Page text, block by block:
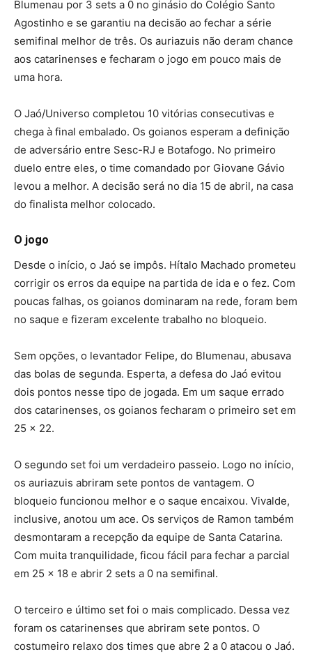
Blumenau por 3 sets a 0 no ginásio do Colégio Santo
Agostinho e se garantiu na decisão ao fechar a série
semifinal melhor de três. Os auriazuis não deram chance
aos catarinenses e fecharam o jogo em pouco mais de
uma hora.
O Jaó/Universo completou 10 vitórias consecutivas e
chega à final embalado. Os goianos esperam a definição
de adversário entre Sesc-RJ e Botafogo. No primeiro
duelo entre eles, o time comandado por Giovane Gávio
levou a melhor. A decisão será no dia 15 de abril, na casa
do finalista melhor colocado.
O jogo
Desde o início, o Jaó se impôs. Hítalo Machado prometeu
corrigir os erros da equipe na partida de ida e o fez. Com
poucas falhas, os goianos dominaram na rede, foram bem
no saque e fizeram excelente trabalho no bloqueio.
Sem opções, o levantador Felipe, do Blumenau, abusava
das bolas de segunda. Esperta, a defesa do Jaó evitou
dois pontos nesse tipo de jogada. Em um saque errado
dos catarinenses, os goianos fecharam o primeiro set em
25 x 22.
O segundo set foi um verdadeiro passeio. Logo no início,
os auriazuis abriram sete pontos de vantagem. O
bloqueio funcionou melhor e o saque encaixou. Vivalde,
inclusive, anotou um ace. Os serviços de Ramon também
desmontaram a recepção da equipe de Santa Catarina.
Com muita tranquilidade, ficou fácil para fechar a parcial
em 25 x 18 e abrir 2 sets a 0 na semifinal.
O terceiro e último set foi o mais complicado. Dessa vez
foram os catarinenses que abriram sete pontos. O
costumeiro relaxo dos times que abre 2 a 0 atacou o Jaó.